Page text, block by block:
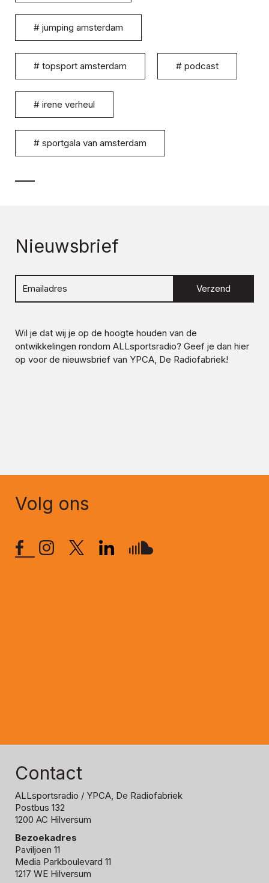
# jumping amsterdam
# topsport amsterdam # podcast
# irene verheul
# sportgala van amsterdam
Nieuwsbrief
Verzend
Wil je dat wij je op de hoogte houden van de
ontwikkelingen rondom ALLsportsradio? Geef je dan hier
op voor de nieuwsbrief van YPCA, De Radiofabriek!
Volg ons
Contact
ALLsportsradio / YPCA, De Radiofabriek
Postbus 132
1200 AC Hilversum
Bezoekadres
Paviljoen 11
Media Parkboulevard 11
1217 WE Hilversum